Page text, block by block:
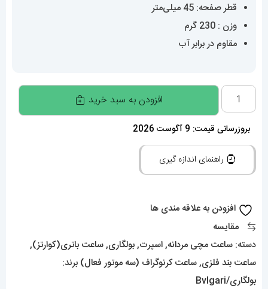
قطر صفحه: 45 میلی‌متر
وزن : 230 گرم
مقاوم در برابر آب
ساعت
بولگاری
مردانه
طلایی
کرنوگراف
BVLGARI
افزودن به سبد خرید
بروزرسانی قیمت: 9 آگوست 2026
راهنمای اندازه گیری
افزودن به علاقه مندی ها
مقایسه
دسته: ساعت مچی مردانه,اسپرت,بولگاری,ساعت باتری(کوارتز),
ساعت بند فلزی,ساعت کرنوگراف (سه موتور فعال) برند:
بولگاری/Bvlgari